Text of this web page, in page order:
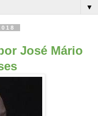
▼
José Mário